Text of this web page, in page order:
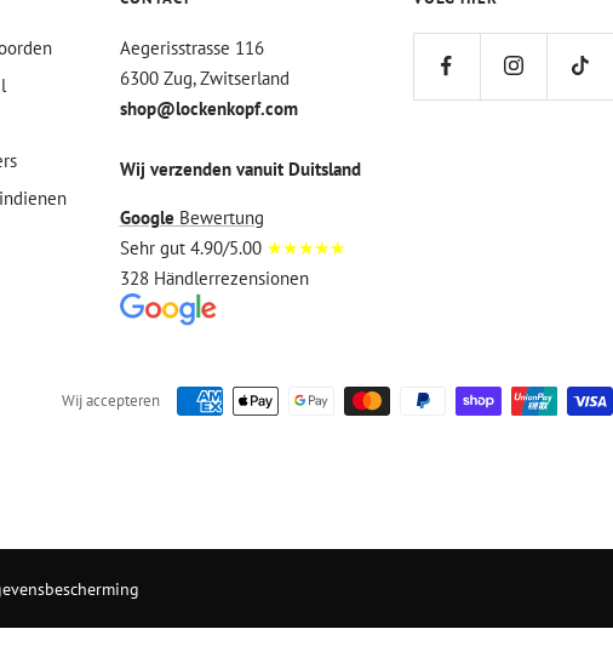
Aegerisstrasse 116
6300 Zug, Zwitserland
shop@lockenkopf.com
Wij verzenden vanuit Duitsland
Google Bewertung
Sehr gut 4.90/5.00 ★★★★★
328 Händlerrezensionen
Wij accepteren